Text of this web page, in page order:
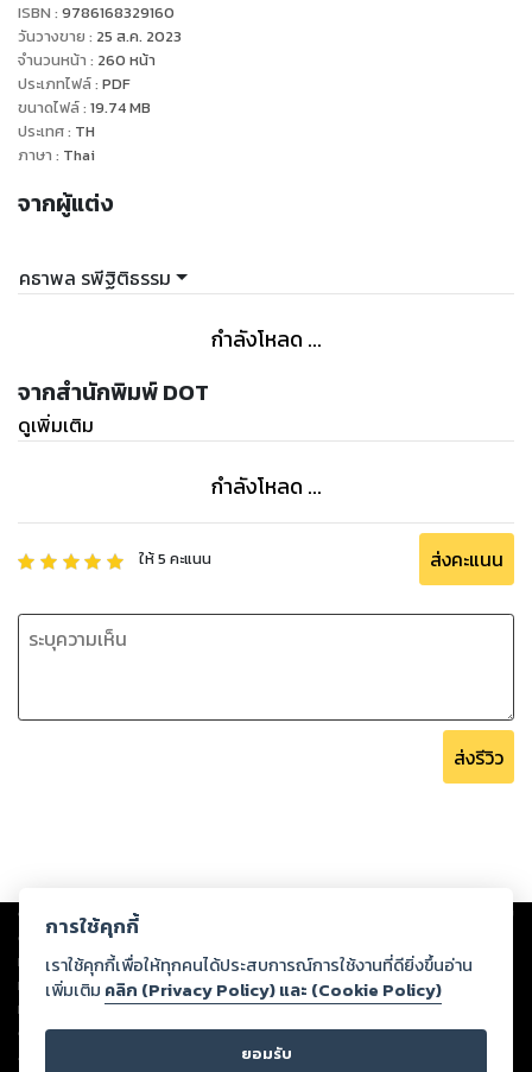
ISBN : 9786168329160
วันวางขาย : 25 ส.ค. 2023
จำนวนหน้า : 260 หน้า
ประเภทไฟล์: PDF
ขนาดไฟล์: 19.74MB
ประเทศ: TH
ภาษา : Thai
จากผู้แต่ง
คธาพล รพีฐิติธรรม
กำลังโหลด ...
จากสำนักพิมพ์ DOT
ดูเพิ่มเติม
กำลังโหลด ...
ให้5 คะแนน ส่งคะแนน
ส่งรีวิว
Copyright © 2026
ต่อผลงานหรือเนื้อหาใดที่อัปโหลดผ่านเว็บไซต์และปรากฏว่าละเมิดสิทธิใน
ทรัพย์สินทางปัญญาของบุคคลอื่นหรือขัดต่อกฎหมายและศีลธรรม ดังนั้น ผู้อ่าน
ทุกท่านโปรดใช้วิจารณญาณในการกลั่นกรองด้วยตนเอง และหากท่านพบว่าส่วน
หนึ่งส่วนใดขัดต่อกฎหมายและศีลธรรม กรุณาแจ้งมายังบริษัท เพื่อทีมงานจะได้
ดำเนินการในทันที ทั้งนี้ ทางสตอรี่ล็อกขอสงวนลิขสิทธิ์ตามพระราชบัญญัติ
ลิขสิทธิ์ พ.ศ. 2537 (ฉบับล่าสุด)
การใช้คุกกี้
เราใช้คุกกี้เพื่อให้ทุกคนได้ประสบการณ์การใช้งานที่ดียิ่งขึ้นอ่าน
เพิ่มเติม คลิก (Privacy Policy) และ (Cookie Policy)
ยอมรับ